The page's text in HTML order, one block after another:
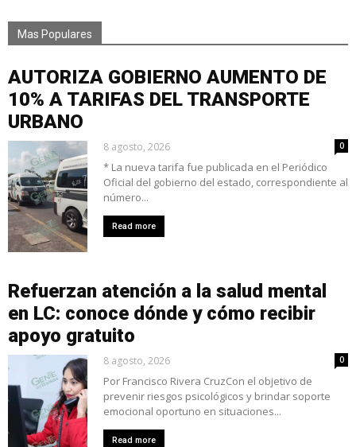
Mas Populares
AUTORIZA GOBIERNO AUMENTO DE
10% A TARIFAS DEL TRANSPORTE
URBANO
8 agosto, 2026 0
* La nueva tarifa fue publicada en el Periódico
Oficial del gobierno del estado, correspondiente al
número...
Read more
Refuerzan atención a la salud mental
en LC: conoce dónde y cómo recibir
apoyo gratuito
8 agosto, 2026 0
Por Francisco Rivera CruzCon el objetivo de
prevenir riesgos psicológicos y brindar soporte
emocional oportuno en situaciones...
Read more